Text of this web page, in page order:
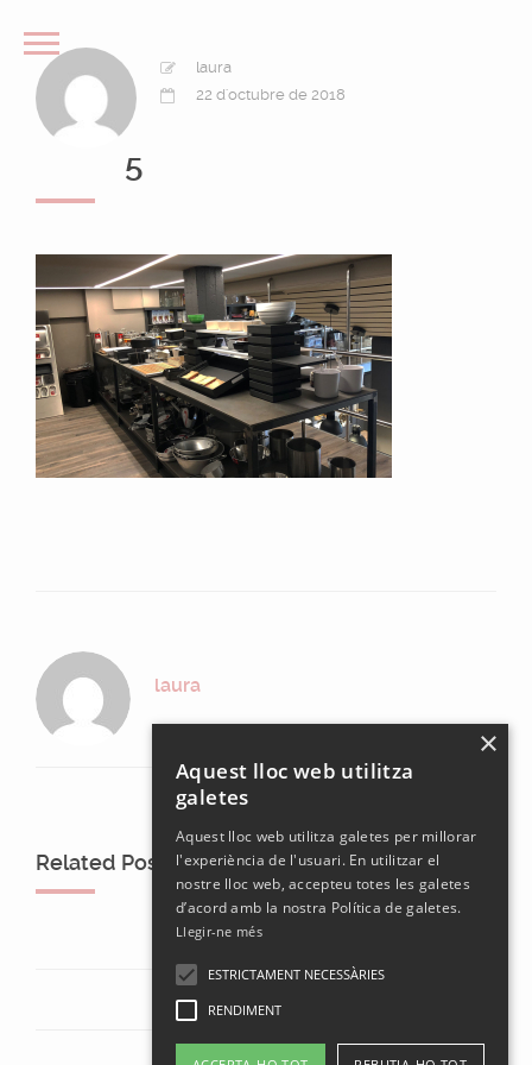
laura
22 d'octubre de 2018
5
laura
Related Posts
×
Aquest lloc web utilitza
galetes
Aquest lloc web utilitza galetes per millorar
l'experiència de l'usuari. En utilitzar el
nostre lloc web, accepteu totes les galetes
d’acord amb la nostra Política de galetes.
Llegir-ne més
ESTRICTAMENT NECESSÀRIES
RENDIMENT